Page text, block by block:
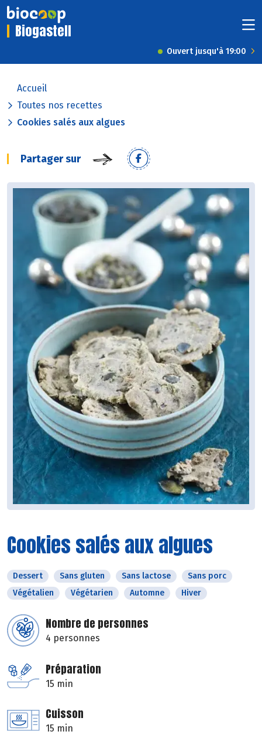
Biogastell
Ouvert jusqu'à 19:00
Accueil
Toutes nos recettes
Cookies salés aux algues
Partager sur
Cookies salés aux algues
Dessert Sans gluten Sans lactose
Sans porc
Végétalien
Végétarien Automne Hiver
Nombre de personnes
4 personnes
Préparation
15 min
Cuisson
15 min